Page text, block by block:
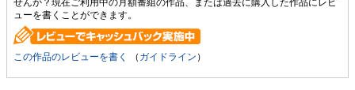
ューを書くことができます。
この作品のレビューを書く （ ガイドライン ）